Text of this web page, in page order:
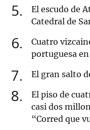
5
El escudo de
Catedral de
6
Cuatro
portuguesa
7 El gran salto
8
El piso de
casi dos
“Corred que